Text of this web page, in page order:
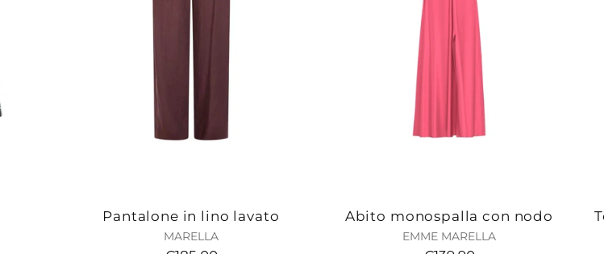
Pantalone in lino lavato
MARELLA
Abito monospalla con nodo
EMME MARELLA